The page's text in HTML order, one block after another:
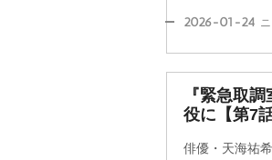
2026-01-24
『緊急取
役に【第7
俳優・天海祐